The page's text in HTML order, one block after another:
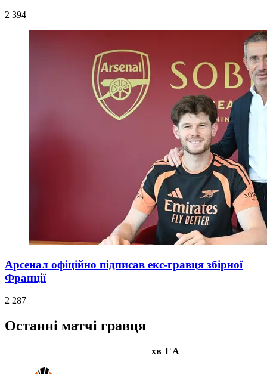
2 394
Арсенал офіційно підписав екс-гравця збірної
Франції
2 287
Останні матчі гравця
хв ГА